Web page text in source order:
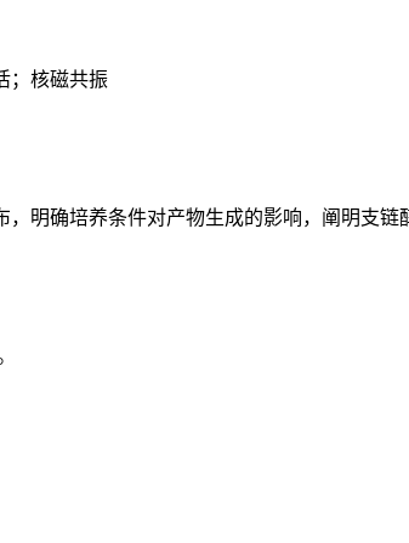
；核磁共振
明确培养条件对产物生成的影响，阐明支链